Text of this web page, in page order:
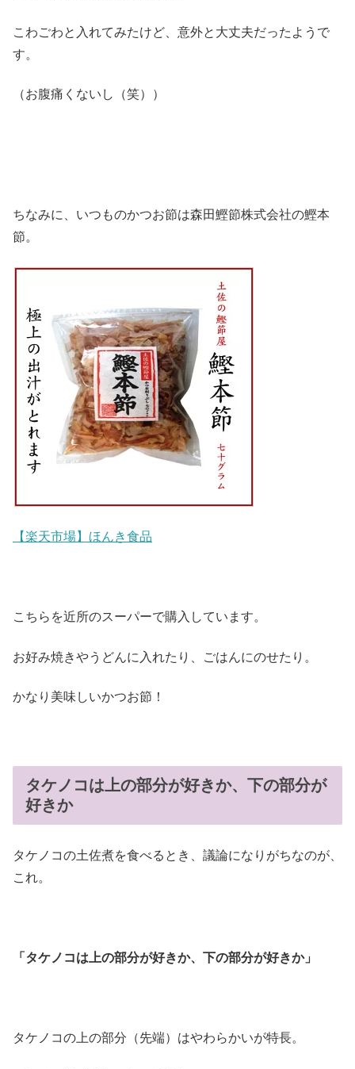
こわごわと入れてみたけど、意外と大丈夫だったようで
す。
（お腹痛くないし（笑））
ちなみに、いつものかつお節は森田鰹節株式会社の鰹本
節。
【楽天市場】ほんき食品
こちらを近所のスーパーで購入しています。
お好み焼きやうどんに入れたり、ごはんにのせたり。
かなり美味しいかつお節！
タケノコは上の部分が好きか、下の部分が
好きか
タケノコの土佐煮を食べるとき、議論になりがちなのが、
これ。
「タケノコは上の部分が好きか、下の部分が好きか」
タケノコの上の部分（先端）はやわらかいが特長。